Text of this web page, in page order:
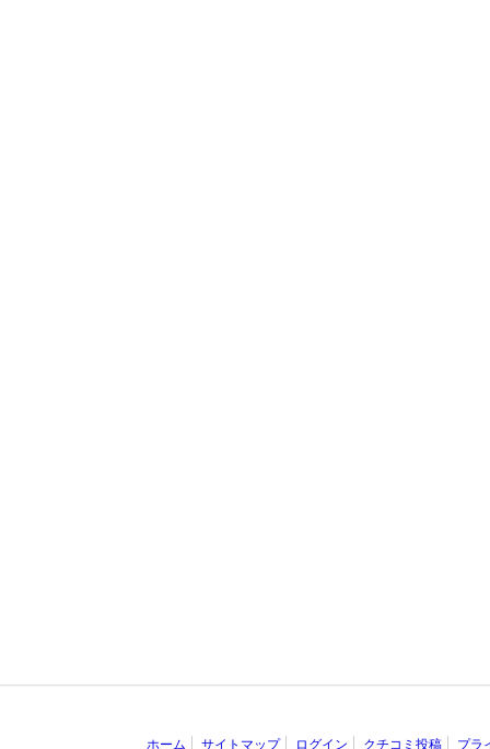
ホーム サイトマップ ログイン クチコミ投稿 プラ